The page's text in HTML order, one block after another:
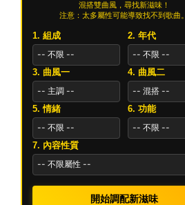
混搭雙曲風，尋找新滋味！
注意：太多屬性可能導致找不到歌曲。
1. 組成 2. 年代
3. 曲風一 4. 曲風二
5. 情緒 6. 功能
7. 內容性質
開始調配新滋味